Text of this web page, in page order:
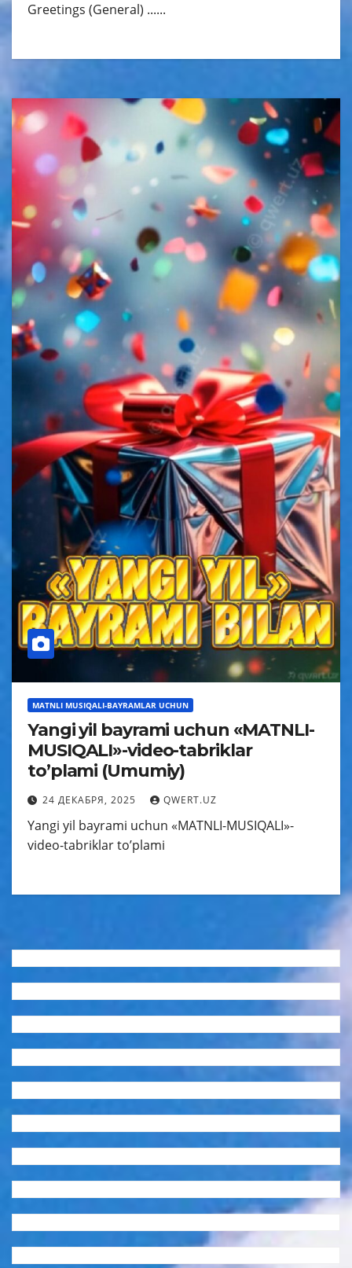
Greetings (General) ......
MATNLI MUSIQALI-BAYRAMLAR UCHUN
Yangi yil bayrami uchun «MATNLI-
MUSIQALI»-video-tabriklar
to’plami (Umumiy)
24 ДЕКАБРЯ, 2025 QWERT.UZ
Yangi yil bayrami uchun «MATNLI-MUSIQALI»-
video-tabriklar to’plami